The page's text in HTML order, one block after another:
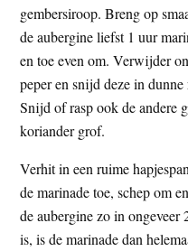
gembersiroop. Breng op
de aubergine liefst 1 uur
en toe even om. Verwijder
peper en snijd deze in
Snijd of rasp ook de andere
koriander grof.
Verhit in een ruime
de marinade toe, schep om
de aubergine zo in ongeveer
is, is de marinade dan